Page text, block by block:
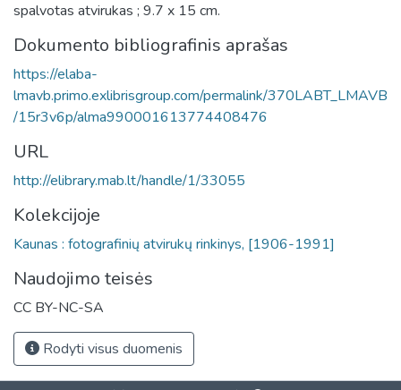
spalvotas atvirukas ; 9.7 x 15 cm.
Dokumento bibliografinis aprašas
https://elaba-
lmavb.primo.exlibrisgroup.com/permalink/370LABT_LMAVB
/15r3v6p/alma990001613774408476
URL
http://elibrary.mab.lt/handle/1/33055
Kolekcijoje
Kaunas : fotografinių atvirukų rinkinys, [1906-1991]
Naudojimo teisės
CC BY-NC-SA
Rodyti visus duomenis